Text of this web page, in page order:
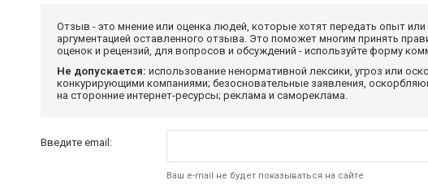
Отзыв - это мнение или оценка людей, которые хотят передать опыт
аргументацией оставленного отзыва. Это поможет многим принять
оценок и рецензий, для вопросов и обсуждений - используйте форму
Не допускается: использование ненормативной лексики, угроз или
конкурирующими компаниями; безосновательные заявления,
на сторонние интернет-ресурсы; реклама и самореклама.
Введите email:
Ваш e-mail не будет показываться на сайте